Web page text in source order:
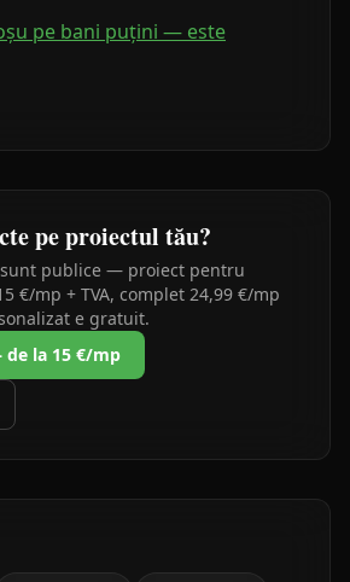
pe bani puțini — este
pe proiectul tău?
publice — proiect pentru
€/mp + TVA, complet 24,99 €/mp
e gratuit.
la 15 €/mp